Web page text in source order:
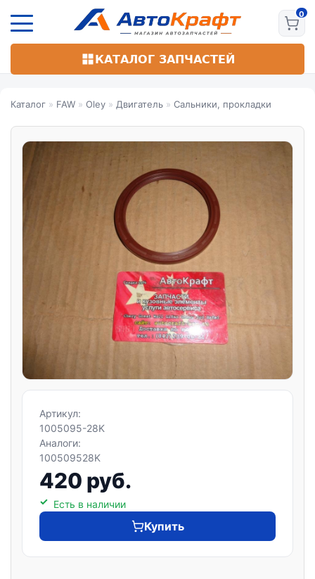
основному
КАТАЛОГ ЗАПЧАСТЕЙ
Каталог » FAW » Oley » Двигатель » Сальники, прокладки
Артикул:
1005095-28K
Аналоги:
100509528K
420 руб.
Есть в наличии
Купить